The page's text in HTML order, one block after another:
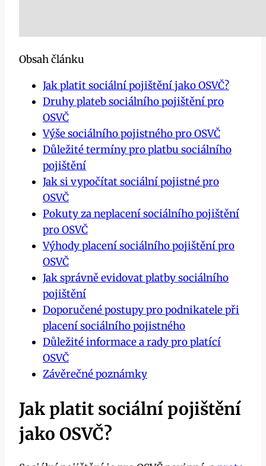
Obsah článku
Jak platit sociální pojištění jako OSVČ?
Druhy plateb sociálního pojištění pro
OSVČ
Výše sociálního pojistného pro OSVČ
Důležité termíny pro platbu sociálního
pojištění
Jak si vypočítat sociální pojistné pro
OSVČ
Pokuty za neplacení sociálního pojištění
pro OSVČ
Výhody placení sociálního pojištění pro
OSVČ
Jak správně evidovat platby sociálního
pojištění
Doporučené postupy pro podnikatele při
placení sociálního pojistného
Důležité informace a rady pro platící
OSVČ
Závěrečné poznámky
Jak platit sociální pojištění
jako OSVČ?